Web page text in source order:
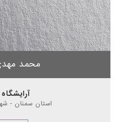
محمد
استان سمنان -